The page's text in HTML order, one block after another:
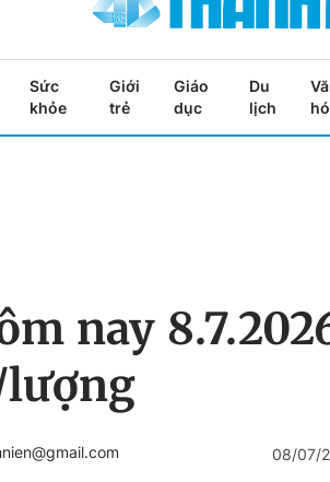
Sức
khỏe
Giới
trẻ
Giáo
dục
Du
lịch
nay
08/07/